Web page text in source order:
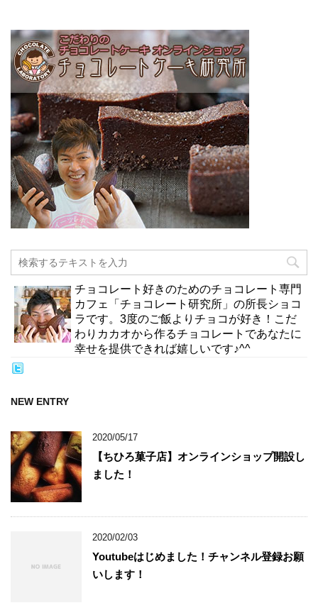
チョコレート好きのためのチョコレート専門
カフェ「チョコレート研究所」の所長ショコ
ラです。3度のご飯よりチョコが好き！こだ
わりカカオから作るチョコレートであなたに
幸せを提供できれば嬉しいです♪^^
NEW ENTRY
2020/05/17
【ちひろ菓子店】オンラインショップ開設し
ました！
2020/02/03
Youtubeはじめました！チャンネル登録お願
いします！